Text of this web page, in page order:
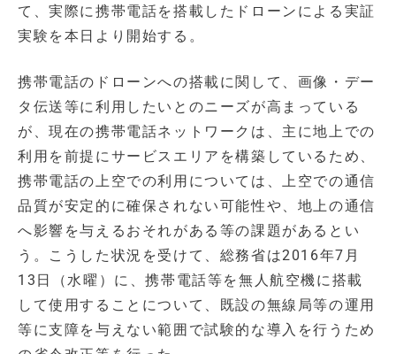
て、実際に携帯電話を搭載したドローンによる実証
実験を本日より開始する。
携帯電話のドローンへの搭載に関して、画像・デー
タ伝送等に利用したいとのニーズが高まっている
が、現在の携帯電話ネットワークは、主に地上での
利用を前提にサービスエリアを構築しているため、
携帯電話の上空での利用については、上空での通信
品質が安定的に確保されない可能性や、地上の通信
へ影響を与えるおそれがある等の課題があるとい
う。こうした状況を受けて、総務省は2016年7月
13日（水曜）に、携帯電話等を無人航空機に搭載
して使用することについて、既設の無線局等の運用
等に支障を与えない範囲で試験的な導入を行うため